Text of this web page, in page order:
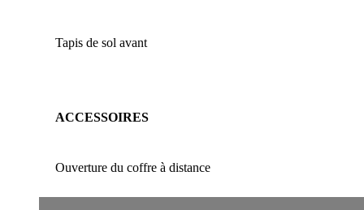
Tapis de sol avant
ACCESSOIRES
Ouverture du coffre à distance